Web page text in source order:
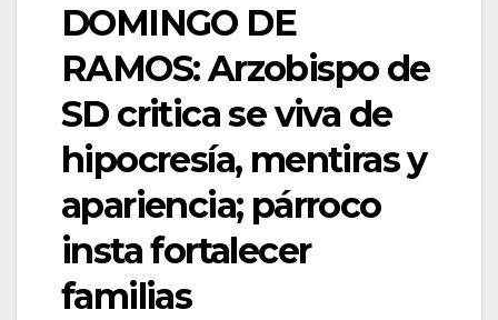
DOMINGO DE
RAMOS: Arzobispo de
SD critica se viva de
hipocresía, mentiras y
apariencia; párroco
insta fortalecer
familias